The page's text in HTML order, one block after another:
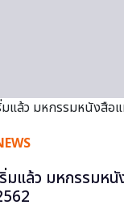
ริ่มแล้ว มหกรรมห